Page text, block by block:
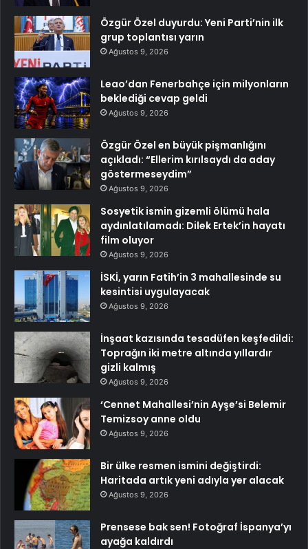
Özgür Özel duyurdu: Yeni Parti’nin ilk
grup toplantısı yarın
Ağustos 9, 2026
Leao’dan Fenerbahçe için milyonların
beklediği cevap geldi
Ağustos 9, 2026
Özgür Özel en büyük pişmanlığını
açıkladı: “Ellerim kırılsaydı da aday
göstermeseydim”
Ağustos 9, 2026
Sosyetik ismin gizemli ölümü hala
aydınlatılamadı: Dilek Ertek’in hayatı
film oluyor
Ağustos 9, 2026
İSKİ, yarın Fatih’in 3 mahallesinde su
kesintisi uygulayacak
Ağustos 9, 2026
İnşaat kazısında tesadüfen keşfedildi:
Toprağın iki metre altında yıllardır
gizli kalmış
Ağustos 9, 2026
‘Cennet Mahallesi’nin Ayşe’si Belemir
Temizsoy anne oldu
Ağustos 9, 2026
Bir ülke resmen ismini değiştirdi:
Haritada artık yeni adıyla yer alacak
Ağustos 9, 2026
Prensese bak sen! Fotoğraf İspanya’yı
ayağa kaldırdı